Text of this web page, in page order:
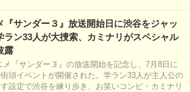
『サンダー３』放送開始日に渋谷をジャッ
ラン33人が大捜索、カミナリがスペシャル
露
メ『サンダー３』の放送開始を記念し、7月8日に
頭イベントが開催された。学ラン33人が主人公の
設定で渋谷を練り歩き、お笑いコンビ・カミナリ